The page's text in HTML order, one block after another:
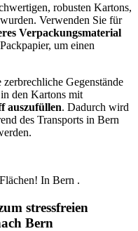
robusten Kartons,
Verwenden Sie für
Verpackungsmaterial
um einen
Gegenstände
in den Kartons mit
auszufüllen. Dadurch wird
des Transports in Bern⁠
In Bern ⁠.
stressfreien
Bern